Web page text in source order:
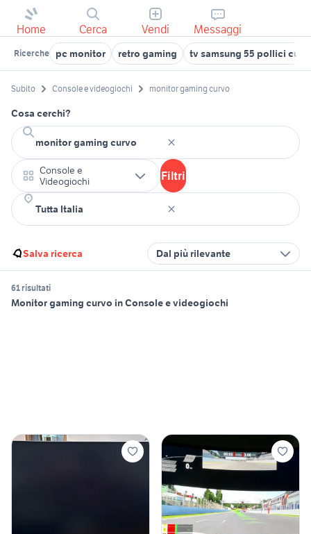
Home Cerca Vendi Messaggi
Ricerche pc monitor retro gaming tv samsung 55 pollici
Subito Console e videogiochi monitor gaming curvo
Cosa cerchi?
Console e
Videogiochi
Filtri
Salva ricerca Dal più rilevante
61 risultati
Monitor gaming curvo in Console e videogiochi